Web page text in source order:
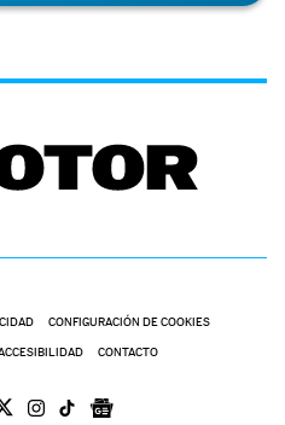
CONFIGURACIÓN DE COOKIES
CONTACTO